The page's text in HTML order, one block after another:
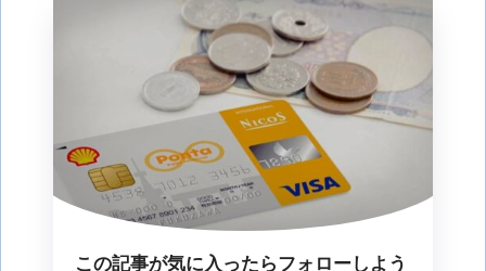
この記事が気に入ったらフォローしよう